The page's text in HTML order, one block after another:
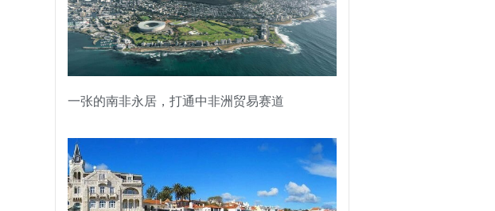
一张的南非永居，打通中非洲贸易赛道